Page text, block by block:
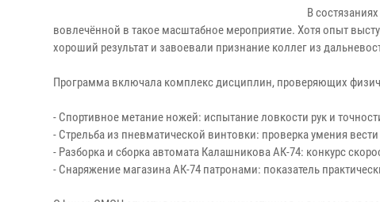
В
вовлечённой в такое масштабное мероприятие. Хотя опыт
хороший результат и завоевали признание коллег из
Программа включала комплекс дисциплин, проверяющих
- Спортивное метание ножей: испытание ловкости рук и
- Стрельба из пневматической винтовки: проверка умения
- Разборка и сборка автомата Калашникова АК-74: конкурс
- Снаряжение магазина АК-74 патронами: показатель